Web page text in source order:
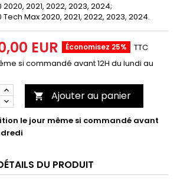
2021, 2022, 2023, 2024;
Max 2020, 2021, 2022, 2023, 2024.
EUR Économisez 25%
TTC
si commandé avant 12H du lundi au
 Ajouter au panier
le jour même si commandé avant
DU PRODUIT